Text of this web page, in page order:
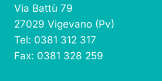
Via Battù 79
27029 Vigevano (Pv)
Tel: 0381 312 317
Fax: 0381 328 259